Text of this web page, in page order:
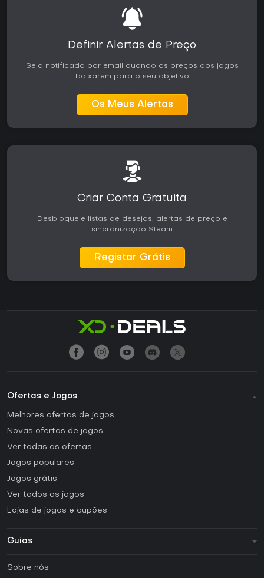
Definir Alertas de Preço
Seja notificado por email quando os preços dos jogos
baixarem para o seu objetivo
Os Meus Alertas
Criar Conta Gratuita
Desbloqueie listas de desejos, alertas de preço e
sincronização Steam
Registar Grátis
Ofertas e Jogos
Melhores ofertas de jogos
Novas ofertas de jogos
Ver todas as ofertas
Jogos populares
Jogos grátis
Ver todos os jogos
Lojas de jogos e cupões
Guias
Sobre nós